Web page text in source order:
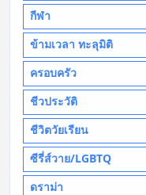
กีฬา
ข้ามเวลา ทะลุมิติ
ครอบครัว
ชีวประวัติ
ชีวิตวัยเรียน
ซีรี่ส์วาย/LGBTQ
ดราม่า